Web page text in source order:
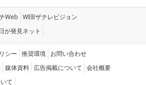
Web WEBザテレビジョン
が発見ネット
シー 推奨環境 お問い合わせ
媒体資料 広告掲載について 会社概要
て